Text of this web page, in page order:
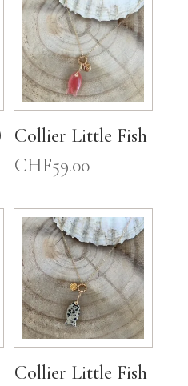
Collier Little Fish
CHF59.00
Collier Little Fish